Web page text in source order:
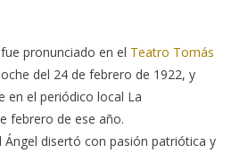
pronunciado en el Teatro Tomás
del 24 de febrero de 1922, y
en el periódico local La
febrero de ese año.
Ángel disertó con pasión patriótica y